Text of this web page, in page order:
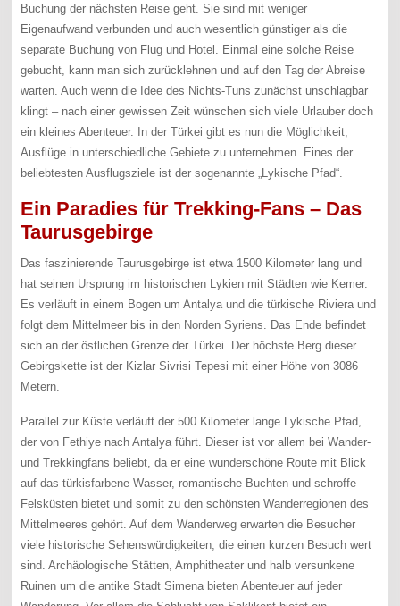
Buchung der nächsten Reise geht. Sie sind mit weniger
Eigenaufwand verbunden und auch wesentlich günstiger als die
separate Buchung von Flug und Hotel. Einmal eine solche Reise
gebucht, kann man sich zurücklehnen und auf den Tag der Abreise
warten. Auch wenn die Idee des Nichts-Tuns zunächst unschlagbar
klingt – nach einer gewissen Zeit wünschen sich viele Urlauber doch
ein kleines Abenteuer. In der Türkei gibt es nun die Möglichkeit,
Ausflüge in unterschiedliche Gebiete zu unternehmen. Eines der
beliebtesten Ausflugsziele ist der sogenannte „Lykische Pfad“.
Ein Paradies für Trekking-Fans – Das
Taurusgebirge
Das faszinierende Taurusgebirge ist etwa 1500 Kilometer lang und
hat seinen Ursprung im historischen Lykien mit Städten wie Kemer.
Es verläuft in einem Bogen um Antalya und die türkische Riviera und
folgt dem Mittelmeer bis in den Norden Syriens. Das Ende befindet
sich an der östlichen Grenze der Türkei. Der höchste Berg dieser
Gebirgskette ist der Kizlar Sivrisi Tepesi mit einer Höhe von 3086
Metern.
Parallel zur Küste verläuft der 500 Kilometer lange Lykische Pfad,
der von Fethiye nach Antalya führt. Dieser ist vor allem bei Wander-
und Trekkingfans beliebt, da er eine wunderschöne Route mit Blick
auf das türkisfarbene Wasser, romantische Buchten und schroffe
Felsküsten bietet und somit zu den schönsten Wanderregionen des
Mittelmeeres gehört. Auf dem Wanderweg erwarten die Besucher
viele historische Sehenswürdigkeiten, die einen kurzen Besuch wert
sind. Archäologische Stätten, Amphitheater und halb versunkene
Ruinen um die antike Stadt Simena bieten Abenteuer auf jeder